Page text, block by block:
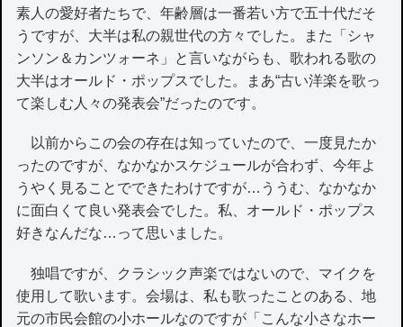
素人の愛好者たちで、年齢層は一番若い方で五十代だそ
うですが、大半は私の親世代の方々でした。また「シャ
ンソン＆カンツォーネ」と言いながらも、歌われる歌の
大半はオールド・ポップスでした。まあ“古い洋楽を歌っ
て楽しむ人々の発表会”だったのです。
以前からこの会の存在は知っていたので、一度見たか
ったのですが、なかなかスケジュールが合わず、今年よ
うやく見ることでできたわけですが…ううむ、なかなか
に面白くて良い発表会でした。私、オールド・ポップス
好きなんだな…って思いました。
独唱ですが、クラシック声楽ではないので、マイクを
使用して歌います。会場は、私も歌ったことのある、地
元の市民会館の小ホールなのですが「こんな小さなホー